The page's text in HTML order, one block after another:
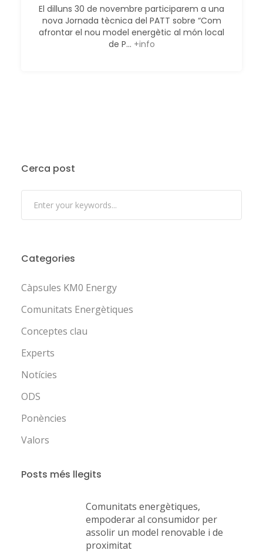
El dilluns 30 de novembre participarem a una
nova Jornada tècnica del PATT sobre “Com
afrontar el nou model energètic al món local
de P... +info
Cerca post
Categories
Càpsules KM0 Energy
Comunitats Energètiques
Conceptes clau
Experts
Notícies
ODS
Ponències
Valors
Posts més llegits
Comunitats energètiques,
empoderar al consumidor per
assolir un model renovable i de
proximitat